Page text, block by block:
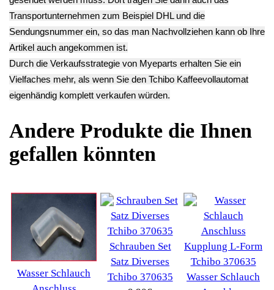
Verwenden Sie Stichworte, um ein Ersatzteil zu
erweiterte Suche
Hersteller
Kategorien
Notebook(66091)
AEG(1112)
Ambiano(29)
BRAUN(79)
Café express(14)
DeLonghi(7443)
Gaggia (90)
Gastroback(50)
(14045)
Krups(3904)
Lavazza(68)
Melitta(2275)